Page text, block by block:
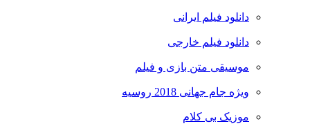
دانلود فیلم ایرانی
دانلود فیلم خارجی
موسیقی متن بازی و فیلم
ویژه جام جهانی 2018 روسیه
موزیک بی کلام